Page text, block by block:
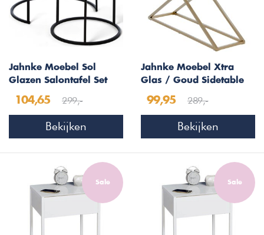
Jahnke Moebel Sol
Glazen Salontafel Set
104,65 299,-
Bekijken
Jahnke Moebel Xtra
Glas / Goud Sidetable
99,95 289,-
Bekijken
Sale Sale